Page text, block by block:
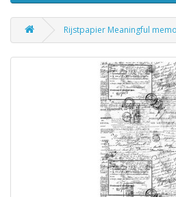
Rijstpapier Meaningful